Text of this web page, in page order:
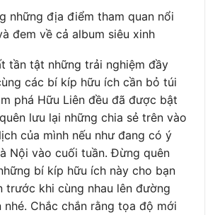
những địa điểm tham quan nổi
đem về cả album siêu xinh
tần tật những trải nghiệm đầy
các bí kíp hữu ích cần bỏ túi
phá Hữu Liên đều đã được bật
lưu lại những chia sẻ trên vào
của mình nếu như đang có ý
Nội vào cuối tuần. Đừng quên
bí kíp hữu ích này cho bạn
trước khi cùng nhau lên đường
nhé. Chắc chắn rằng tọa độ mới